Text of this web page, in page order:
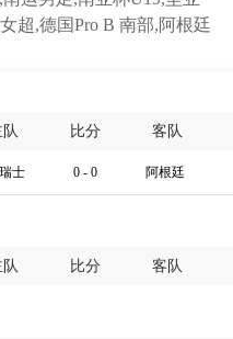
超,德国Pro B 南部,阿根廷
队 比分 客队
瑞士 0 - 0 阿根廷
队 比分 客队